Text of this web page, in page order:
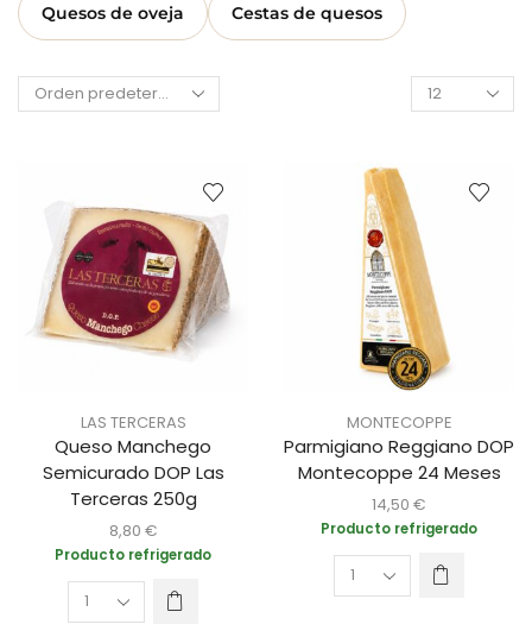
Quesos de oveja Cestas de quesos
LAS TERCERAS
Queso Manchego
Semicurado DOP Las
Terceras 250g
8,80 €
Producto refrigerado
MONTECOPPE
Parmigiano Reggiano DOP
Montecoppe 24 Meses
14,50 €
Producto refrigerado